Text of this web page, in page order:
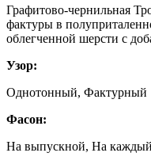
Графитово-чернильная
фактуры в
облегченной шерсти с
Узор:
Однотонный, Фактурный
Фасон:
На выпускной, На каждый